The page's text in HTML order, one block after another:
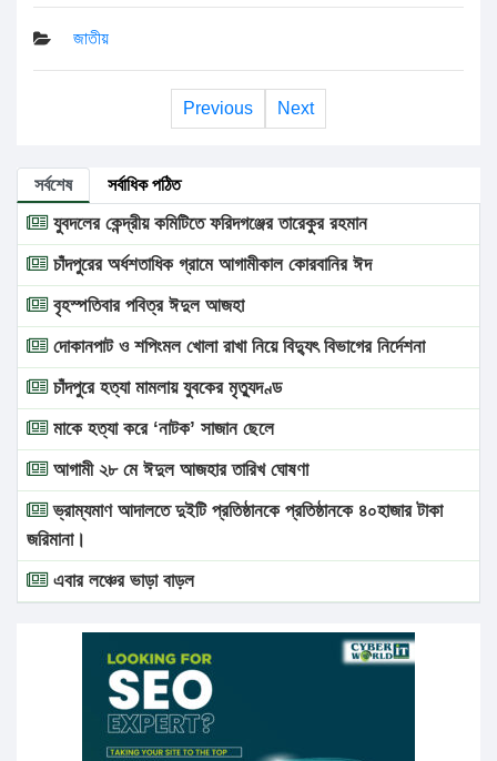
জাতীয়
Previous Next
সর্বশেষ সর্বাধিক পঠিত
যুবদলের কেন্দ্রীয় কমিটিতে ফরিদগঞ্জের তারেকুর রহমান
চাঁদপুরের অর্ধশতাধিক গ্রামে আগামীকাল কোরবানির ঈদ
বৃহস্পতিবার পবিত্র ঈদুল আজহা
দোকানপাট ও শপিংমল খোলা রাখা নিয়ে বিদ্যুৎ বিভাগের নির্দেশনা
চাঁদপুরে হত্যা মামলায় যুবকের মৃত্যুদণ্ড
মাকে হত্যা করে ‘নাটক’ সাজান ছেলে
আগামী ২৮ মে ঈদুল আজহার তারিখ ঘোষণা
ভ্রাম্যমাণ আদালতে দুইটি প্রতিষ্ঠানকে প্রতিষ্ঠানকে ৪০হাজার টাকা
জরিমানা।
এবার লঞ্চের ভাড়া বাড়ল
১৬ মে চাঁদপুর ও ২৫ মে ফেনী সফরে যাবেন প্রধানমন্ত্রী
উচ্চশিক্ষায় গৌরবময় অর্জন: পূর্ণ স্কলারশিপে যুক্তরাষ্ট্রে পিএইচডি
করছেন কুয়েটের কৃতি…